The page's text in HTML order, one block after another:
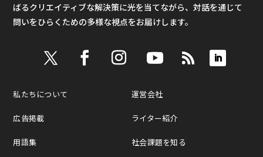
ばるクリエイティブな解決策に光を当てながら、対話を通じて
問いをひらくための多様な視点をお届けします。
私たちについて
広告掲載
用語集
運営会社
ライター紹介
社会課題を知る